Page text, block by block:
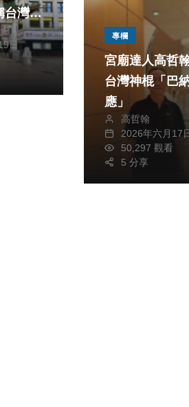
台灣首
日
專欄
宮廟達人高哲
台灣神棍「巴
應」
高哲翰
2026年六月17
50,297 觀看
5 分享